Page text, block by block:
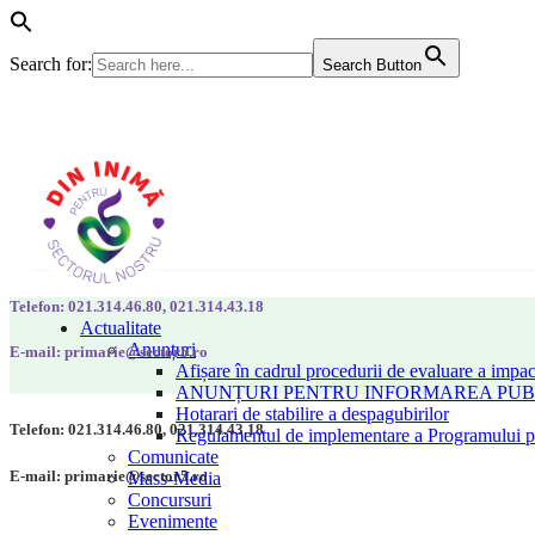
Search for: Search Button
Actualitate
Anunțuri
Afișare în cadrul procedurii de evaluare a
ANUNȚURI PENTRU INFORMAREA
Hotarari de stabilire a despagubirilor
Regulamentul de implementare a Programului
Comunicate
Mass-Media
Concursuri
Evenimente
Telefon: 021.314.46.80, 021.314.43.18
E-mail: primarie@sector5.ro
Telefon: 021.314.46.80, 021.314.43.18
E-mail: primarie@sector5.ro